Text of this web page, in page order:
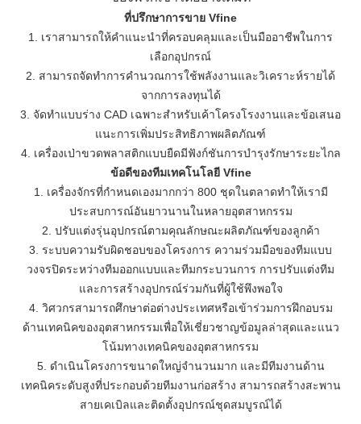
ที่ปรึกษาการขาย Vfine
1. เราสามารถให้คำแนะนำที่ครอบคลุมและเป็นมืออาชีพในการ
เลือกอุปกรณ์
2. สามารถจัดทำการคำนวณการใช้พลังงานและวิเคราะห์รายได้
จากการลงทุนได้
3. จัดทำแบบร่าง CAD เฉพาะสำหรับเค้าโครงโรงงานและข้อเสนอ
แนะการเพิ่มประสิทธิภาพผลิตภัณฑ์
4. เครื่องเป่าขวดพลาสติกแบบยืดมีฟังก์ชันการบำรุงรักษาระยะไกล
ข้อดีของทีมเทคโนโลยี Vfine
1. เครื่องจักรที่กำหนดเองมากกว่า 800 ชุดในตลาดทำให้เรามี
ประสบการณ์อันยาวนานในหลายอุตสาหกรรม
2. ปรับแต่งรุ่นอุปกรณ์ตามคุณลักษณะผลิตภัณฑ์ของลูกค้า
3. ระบบความรับผิดชอบของโครงการ ความร่วมมือของทีมแบบ
วงจรปิดระหว่างทีมออกแบบและทีมกระบวนการ การปรับแต่งทีม
และการสร้างอุปกรณ์ร่วมกันที่ผู้ใช้พึงพอใจ
4. วิศวกรสามารถศึกษาต่อต่างประเทศหรือเข้าร่วมการฝึกอบรม
ด้านเทคนิคของอุตสาหกรรมเพื่อให้เชี่ยวชาญข้อมูลล่าสุดและแนว
โน้มทางเทคนิคของอุตสาหกรรม
5. ดำเนินโครงการขนาดใหญ่จำนวนมาก และมีทีมงานด้าน
เทคนิคระดับสูงที่ประกอบด้วยทีมงานก่อสร้าง สามารถสร้างสะพาน
สายเคเบิลและติดตั้งอุปกรณ์ชุดสมบูรณ์ได้